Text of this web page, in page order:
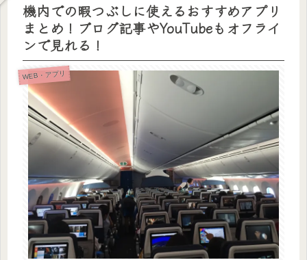
機内での暇つぶしに使えるおすすめアプリ
まとめ！ブログ記事やYouTubeもオフライ
ンで見れる！
WEB・アプリ